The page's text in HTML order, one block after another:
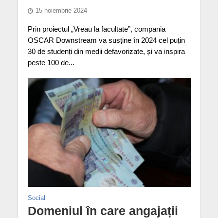
15 noiembrie 2024
Prin proiectul „Vreau la facultate”, compania
OSCAR Downstream va susține în 2024 cel puțin
30 de studenți din medii defavorizate, și va inspira
peste 100 de...
Social
Domeniul în care angajații